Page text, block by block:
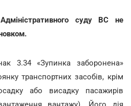
суду ВС не
3.34 «Зупинка заборонена»
транспортних засобів, крім
або висадку пасажирів